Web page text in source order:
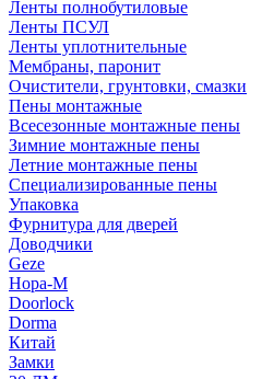
Ленты полнобутиловые
Ленты ПСУЛ
Ленты уплотнительные
Мембраны, паронит
Очистители, грунтовки, смазки
Пены монтажные
Всесезонные монтажные пены
Зимние монтажные пены
Летние монтажные пены
Специализированные пены
Упаковка
Фурнитура для дверей
Доводчики
Geze
Нора-М
Doorlock
Dorma
Китай
Замки